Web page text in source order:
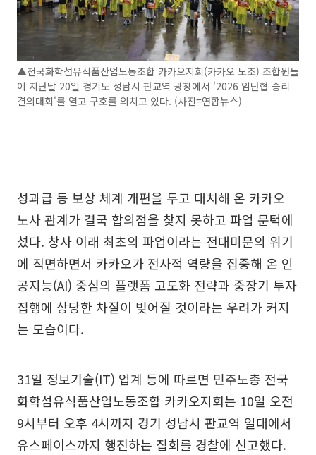
▲전국화학섬유식품산업노동조합 카카오지회(카카오 노조) 조합원들
이 지난달 20일 경기도 성남시 판교역 광장에서 '2026 임단협 승리
결의대회'를 열고 구호를 외치고 있다. (사진=연합뉴스)
성과급 등 보상 체계 개편을 두고 대치해 온 카카오
노사 관계가 결국 합의점을 찾지 못하고 파업 문턱에
섰다. 창사 이래 최초의 파업이라는 전대미문의 위기
에 직면하면서 카카오가 전사적 역량을 집중해 온 인
공지능(AI) 중심의 플랫폼 고도화 전략과 중장기 투자
집행에 상당한 차질이 빚어질 것이라는 우려가 커지
는 모습이다.
31일 정보기술(IT) 업계 등에 따르면 민주노총 전국
화학섬유식품산업노동조합 카카오지회는 10일 오전
9시부터 오후 4시까지 경기 성남시 판교역 일대에서
유스페이스까지 행진하는 집회를 경찰에 신고했다.